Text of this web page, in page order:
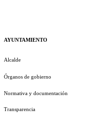
AYUNTAMIENTO
Alcalde
Órganos de gobierno
Normativa y documentación
Transparencia